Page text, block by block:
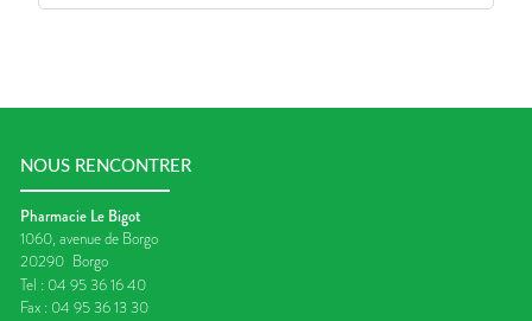
NOUS RENCONTRER
Pharmacie Le Bigot
1060, avenue de Borgo
20290 Borgo
Tel : 04 95 36 16 40
Fax : 04 95 36 13 30